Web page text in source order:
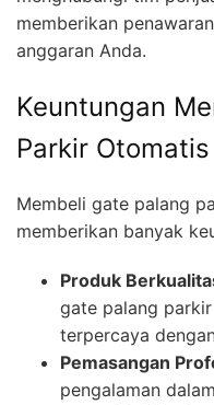
memberikan
anggaran Anda.
Keuntungan
Parkir
Membeli gate palang
memberikan banyak
Produk
gate palang
terpercaya
Pemasangan
pengalaman